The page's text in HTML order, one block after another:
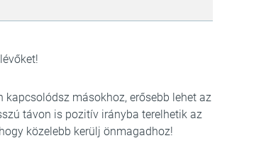
kapcsolódsz másokhoz, erősebb lehet az
távon is pozitív irányba terelhetik az
közelebb kerülj önmagadhoz!